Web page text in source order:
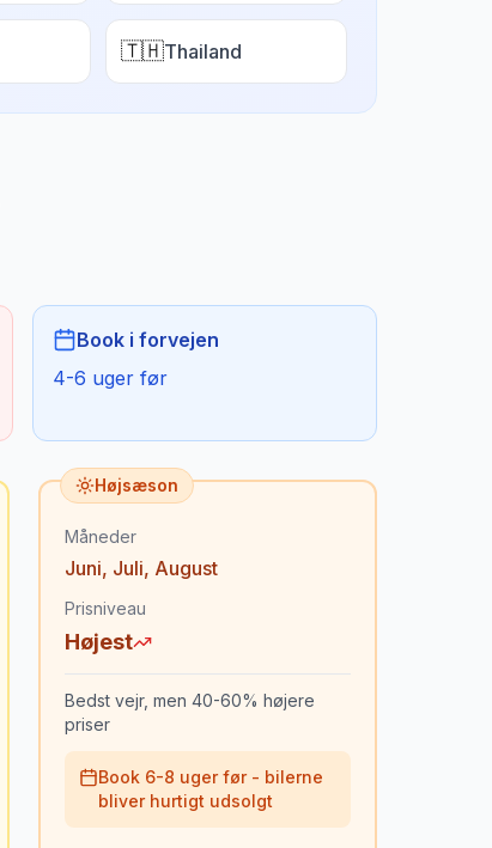
🇹🇭Thailand
Book i forvejen
4-6 uger før
Højsæson
Måneder
Juni, Juli, August
Prisniveau
Højest
Bedst vejr, men 40-60% højere
priser
Book 6-8 uger før - bilerne
bliver hurtigt udsolgt